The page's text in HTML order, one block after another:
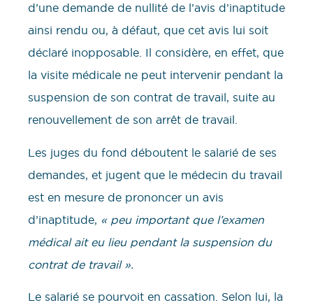
d’une demande de nullité de l’avis d’inaptitude
ainsi rendu ou, à défaut, que cet avis lui soit
déclaré inopposable. Il considère, en effet, que
la visite médicale ne peut intervenir pendant la
suspension de son contrat de travail, suite au
renouvellement de son arrêt de travail.
Les juges du fond déboutent le salarié de ses
demandes, et jugent que le médecin du travail
est en mesure de prononcer un avis
d’inaptitude, « peu important que l’examen
médical ait eu lieu pendant la suspension du
contrat de travail ».
Le salarié se pourvoit en cassation. Selon lui, la